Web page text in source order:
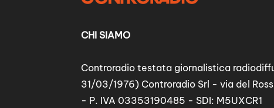
CHI SIAMO
Controradio testata giornalistica
31/03/1976) Controradio Srl - via del
- P. IVA 03353190485 - SDI: M5UXCR1